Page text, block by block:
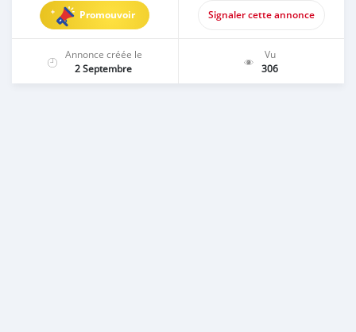
Promouvoir Signaler cette annonce
Annonce créée le
2 Septembre
Vu
306